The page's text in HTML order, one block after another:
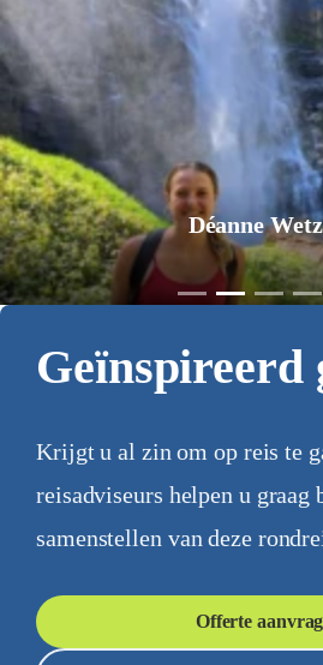
Jurgen Pol
Geïnspireerd
Krijgt u al zin om op reis te
reisadviseurs helpen u graag
samenstellen van deze
Offerte